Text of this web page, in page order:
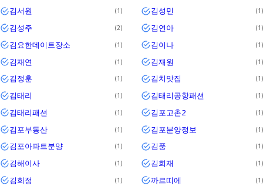
김서원 1 김성민 1
김성주 2 김연아 1
김요한데이트장소 1 김이나 1
김재연 1 김재원 1
김정훈 1 김치맛집 1
김태리 1 김태리공항패션 1
김태리패션 1 김포고촌2 1
김포부동산 1 김포분양정보 1
김포아파트분양 1 김풍 1
김해이사 1 김희재 1
김희정 1 까르띠에 1